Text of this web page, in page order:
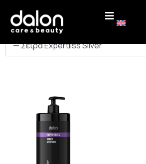
ΚΑΤΗΓΟΡΙΕΣ